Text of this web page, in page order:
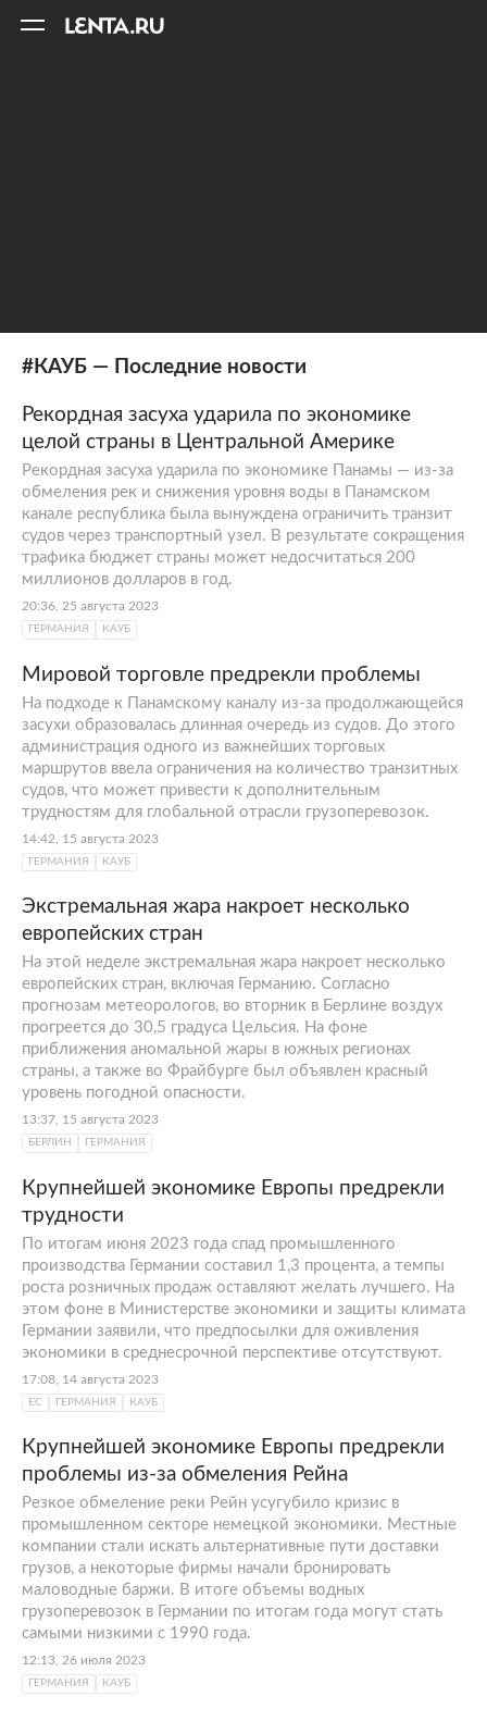
#КАУБ — Последние новости
Рекордная засуха ударила по экономике
целой страны в Центральной Америке
Рекордная засуха ударила по экономике Панамы — из-за
обмеления рек и снижения уровня воды в Панамском
канале республика была вынуждена ограничить транзит
судов через транспортный узел. В результате сокращения
трафика бюджет страны может недосчитаться 200
миллионов долларов в год.
20:36, 25 августа 2023
ГЕРМАНИЯ КАУБ
Мировой торговле предрекли проблемы
На подходе к Панамскому каналу из-за продолжающейся
засухи образовалась длинная очередь из судов. До этого
администрация одного из важнейших торговых
маршрутов ввела ограничения на количество транзитных
судов, что может привести к дополнительным
трудностям для глобальной отрасли грузоперевозок.
14:42, 15 августа 2023
ГЕРМАНИЯ КАУБ
Экстремальная жара накроет несколько
европейских стран
На этой неделе экстремальная жара накроет несколько
европейских стран, включая Германию. Согласно
прогнозам метеорологов, во вторник в Берлине воздух
прогреется до 30,5 градуса Цельсия. На фоне
приближения аномальной жары в южных регионах
страны, а также во Фрайбурге был объявлен красный
уровень погодной опасности.
13:37, 15 августа 2023
БЕРЛИН ГЕРМАНИЯ
Крупнейшей экономике Европы предрекли
трудности
По итогам июня 2023 года спад промышленного
производства Германии составил 1,3 процента, а темпы
роста розничных продаж оставляют желать лучшего. На
этом фоне в Министерстве экономики и защиты климата
Германии заявили, что предпосылки для оживления
экономики в среднесрочной перспективе отсутствуют.
17:08, 14 августа 2023
ЕС ГЕРМАНИЯ КАУБ
Крупнейшей экономике Европы предрекли
проблемы из-за обмеления Рейна
Резкое обмеление реки Рейн усугубило кризис в
промышленном секторе немецкой экономики. Местные
компании стали искать альтернативные пути доставки
грузов, а некоторые фирмы начали бронировать
маловодные баржи. В итоге объемы водных
грузоперевозок в Германии по итогам года могут стать
самыми низкими с 1990 года.
12:13, 26 июля 2023
ГЕРМАНИЯ КАУБ